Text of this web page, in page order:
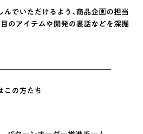
んでいただけるよう、商品企画の担当
目のアイテムや開発の裏話などを深掘
この方たち